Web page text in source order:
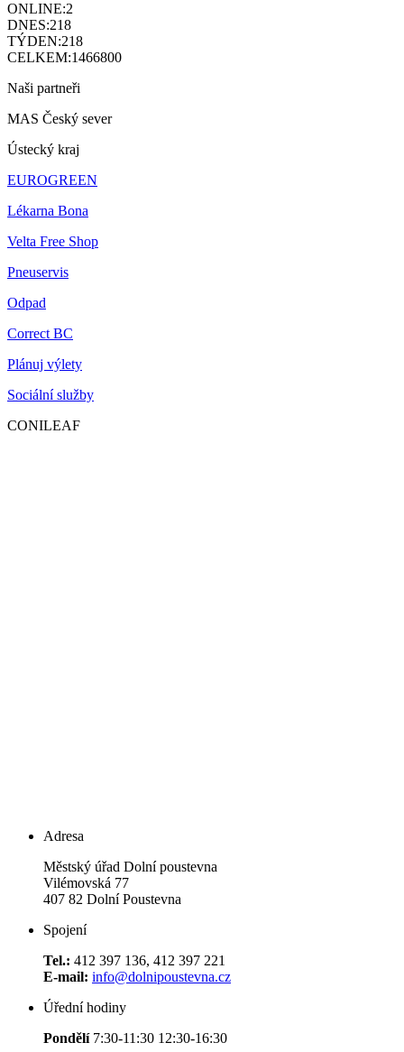
ONLINE:2
DNES:218
TÝDEN:218
CELKEM:1466800
Naši partneři
MAS Český sever
Ústecký kraj
EUROGREEN
Lékarna Bona
Velta Free Shop
Pneuservis
Odpad
Correct BC
Plánuj výlety
Sociální služby
CONILEAF
Adresa
Městský úřad Dolní poustevna
Vilémovská 77
407 82 Dolní Poustevna
Spojení
Tel.: 412 397 136, 412 397 221
E-mail: info@dolnipoustevna.cz
Úřední hodiny
Pondělí 7:30-11:30 12:30-16:30